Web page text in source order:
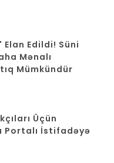
Elan Edildi! Süni
Mənalı
Mümkündür
Üçün
Portalı İstifadəyə